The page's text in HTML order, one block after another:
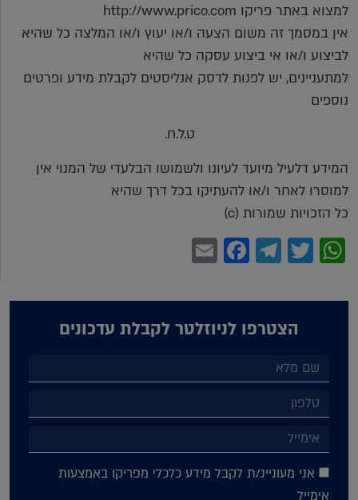
למצוא באתר פריקו http://www.prico.com
אין במסמך זה משום הצעה ו/או יעוץ ו/או המלצה כל שהיא
לביצוע ו/או אי ביצוע עסקה כל שהיא
למתעניינים, יש לפנות לדסק אנליסטים לקבלת מידע ופרטים
נוספים
ט.ל.ח.
המידע דלעיל מיועד לעיונו ולשמושו הבלעדי של המנוי אין
למוסרו לאחר ו/או להעתיקו בכל דרך שהיא
כל הזכויות שמורות (c)
WhatsApp
Twitter
Telegram
Facebook
הצטרפו לניוזלטר לקבלת עדכונים
אני מעוניינ/ת לקבל מידע כלכלי מפריקו באמצעות
אימייל